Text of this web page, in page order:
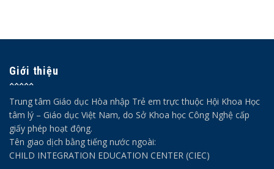
Giới thiệu
Trung tâm Giáo dục Hòa nhập Trẻ em trực thuộc Hội Khoa Học
tâm lý – Giáo dục Việt Nam, do Sở Khoa học Công Nghệ cấp
giấy phép hoạt động.
Tên giao dịch bằng tiếng nước ngoài:
CHILD INTEGRATION EDUCATION CENTER (CIEC)